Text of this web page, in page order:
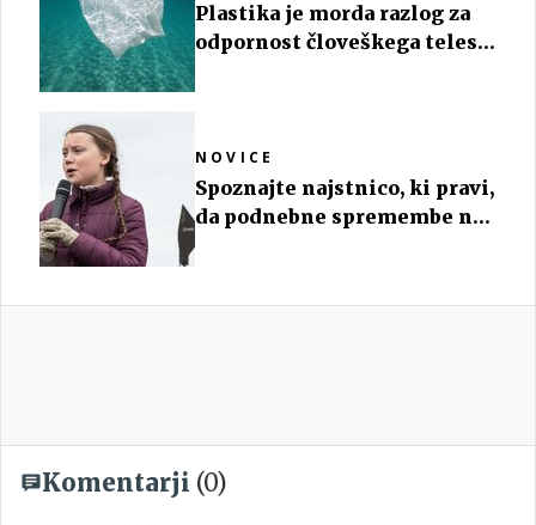
Plastika je morda razlog za
odpornost človeškega telesa
NOVICE
Spoznajte najstnico, ki pravi,
da podnebne spremembe ne
Komentarji (0)